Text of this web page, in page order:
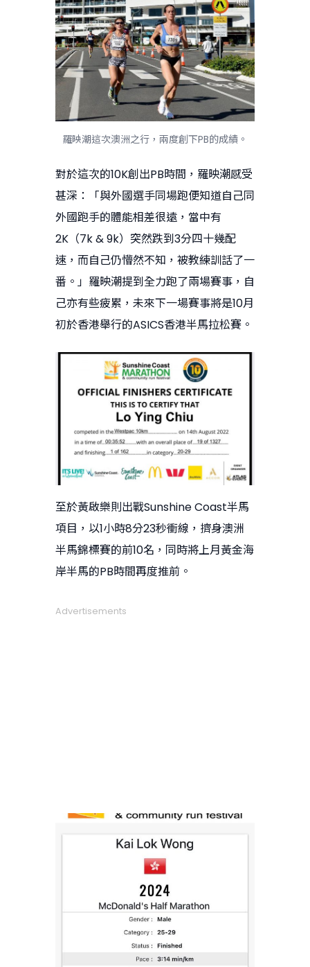
羅映潮這次澳洲之行，兩度創下PB的成績。
對於這次的10K創出PB時間，羅映潮感受
甚深：「與外國選手同場跑便知道自己同
外國跑手的體能相差很遠，當中有
2K（7k & 9k）突然跌到3分四十幾配
速，而自己仍懵然不知，被教練訓話了一
番。」羅映潮提到全力跑了兩場賽事，自
己亦有些疲累，未來下一場賽事將是10月
初於香港舉行的ASICS香港半馬拉松賽。
至於黃啟樂則出戰Sunshine Coast半馬
項目，以1小時8分23秒衝線，擠身澳洲
半馬錦標賽的前10名，同時將上月黃金海
岸半馬的PB時間再度推前。
Advertisements